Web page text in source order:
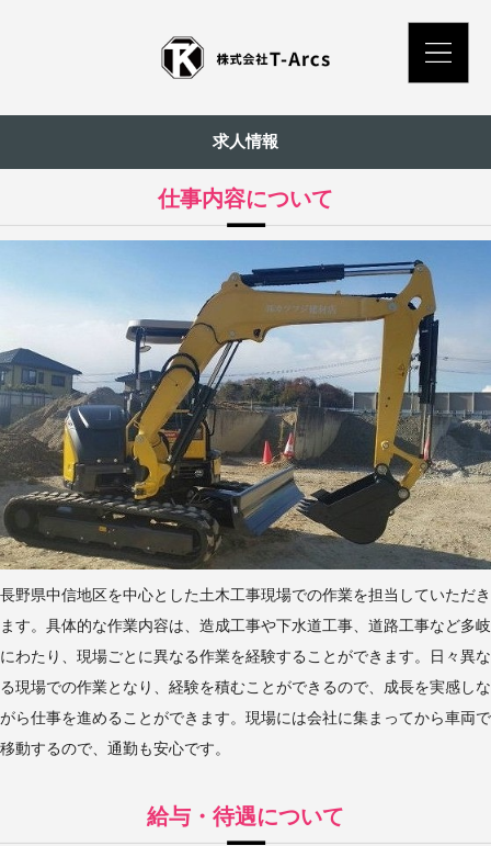
求人情報
仕事内容について
長野県中信地区を中心とした土木工事現場での作業を担当していただき
ます。具体的な作業内容は、造成工事や下水道工事、道路工事など多岐
にわたり、現場ごとに異なる作業を経験することができます。日々異な
る現場での作業となり、経験を積むことができるので、成長を実感しな
がら仕事を進めることができます。現場には会社に集まってから車両で
移動するので、通勤も安心です。
給与・待遇について